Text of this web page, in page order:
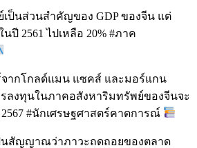
ป็นส่วนสำคัญของ GDP ของจีน แต่
ปี 2561 ไปเหลือ 20% #ภาค
ากโกลด์แมน แซคส์ และมอร์แกน
ลงทุนในภาคอสังหาริมทรัพย์ของจีนจะ
#นักเศรษฐศาสตร์คาดการณ์
นสัญญาณว่าภาวะถดถอยของตลาด